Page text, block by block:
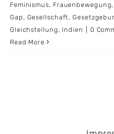
Feminismus, Frauenbewegung,
Gap , Gesellschaft,
Gleichstellung , Indien
0
Read More